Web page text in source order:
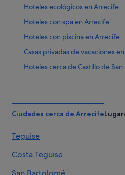
Hoteles ecológicos en Arrecife
Hoteles con spa en Arrecife
Hoteles con piscina en Arrecife
Casas privadas de vacaciones
Hoteles cerca de Castillo de
Diamond Resorts en Arrecife
Hoteles de 5 estrellas en Arrecife
Hoteles cerca de El Charco de
Hoteles de 3 estrellas en Arrecife
Ciudades cerca de Arrecife
Teguise
Costa Teguise